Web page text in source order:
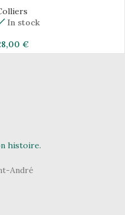
In stock
€
histoire.
André